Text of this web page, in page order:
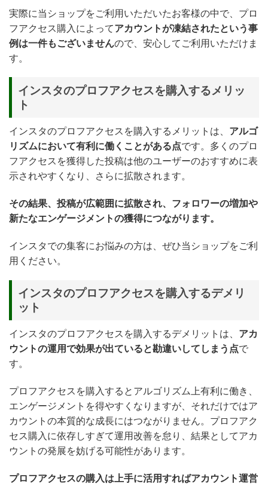
実際に当ショップをご利用いただいたお客様の中で、プロ
フアクセス購入によってアカウントが凍結されたという事
例は一件もございませんので、安心してご利用いただけま
す。
インスタのプロフアクセスを購入するメリッ
ト
インスタのプロフアクセスを購入するメリットは、 アルゴ
リズムにおいて有利に働くことがある点です。多くのプロ
フアクセスを獲得した投稿は他のユーザーのおすすめに表
示されやすくなり、さらに拡散されます。
その結果、投稿が広範囲に拡散され、フォロワーの増加や
新たなエンゲージメントの獲得につながります。
インスタでの集客にお悩みの方は、ぜひ当ショップをご利
用ください。
インスタのプロフアクセスを購入するデメリ
ット
インスタのプロフアクセスを購入するデメリットは、 アカ
ウントの運用で効果が出ていると勘違いしてしまう点で
す。
プロフアクセスを購入するとアルゴリズム上有利に働き、
エンゲージメントを得やすくなりますが、それだけではア
カウントの本質的な成長にはつながりません。プロフアク
セス購入に依存しすぎて運用改善を怠り、結果としてアカ
ウントの発展を妨げる可能性があります。
プロフアクセスの購入は上手に活用すればアカウント運営